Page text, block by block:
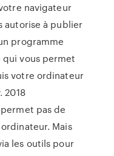
navigateur
autorise à publier
programme
vous permet
votre ordinateur
2018
pas de
Mais
les outils pour